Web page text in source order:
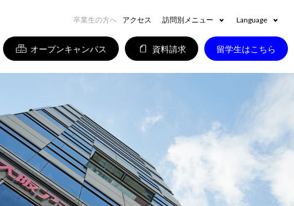
アクセス 訪問別メニュー Language
オープンキャンパス 資料請求 留学生はこちら
卒業生の方へ